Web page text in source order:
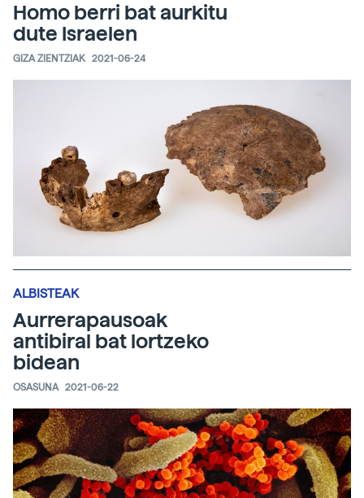
Homo berri bat aurkitu
dute Israelen
GIZA ZIENTZIAK 2021-06-24
ALBISTEAK
Aurrerapausoak
antibiral bat lortzeko
bidean
OSASUNA 2021-06-22